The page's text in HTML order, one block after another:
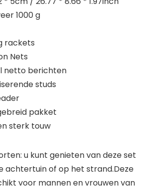
1000 g
rackets
Nets
netto berichten
studs
pakket
sterk touw
u kunt genieten van deze set
achtertuin of op het strand.Deze
voor mannen en vrouwen van